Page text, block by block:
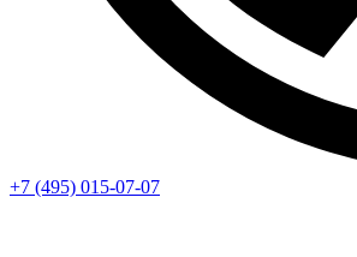
+7 (495) 015-07-07